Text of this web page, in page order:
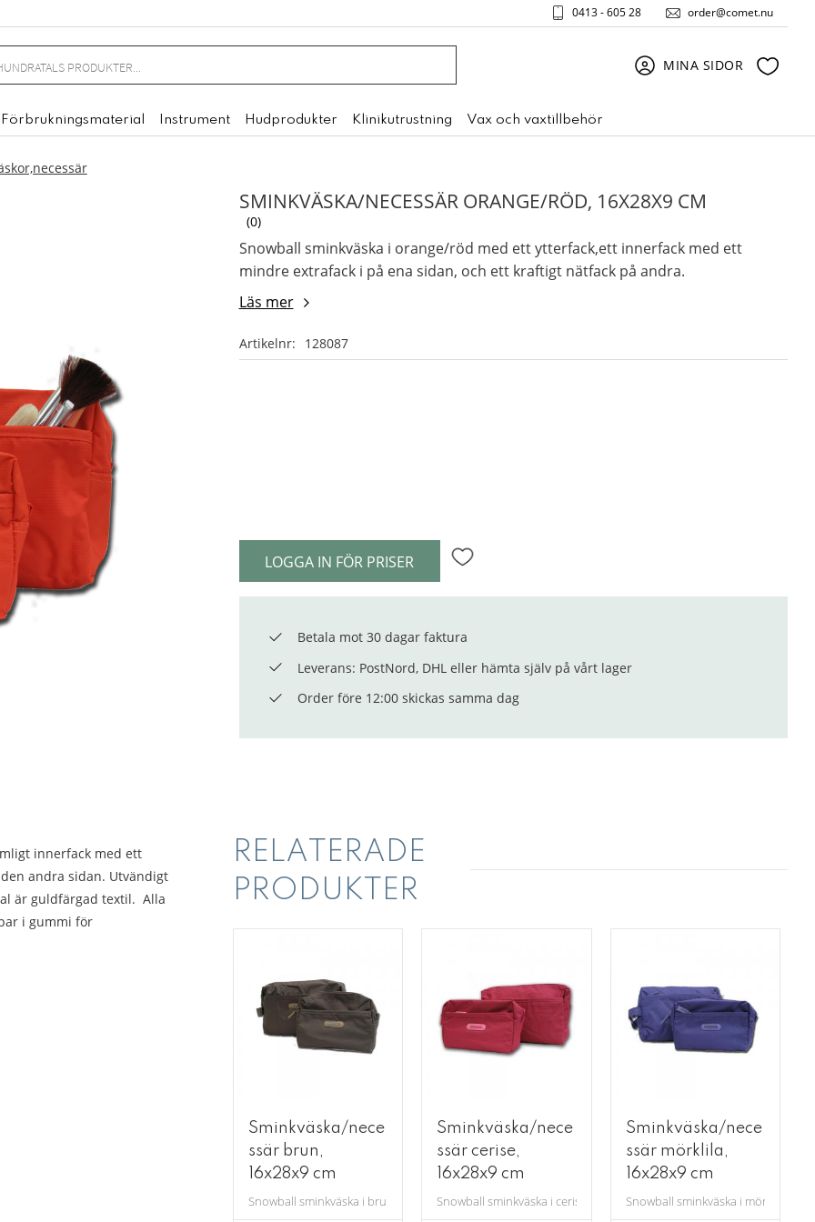
0413 - 605 28 order@comet.nu
MINA SIDOR
Förbrukningsmaterial Instrument Hudprodukter Klinikutrustning Vax och vaxtillbehör
SMINKVÄSKA/NECESSÄR ORANGE/RÖD, 16X28X9 CM
0
Snowball sminkväska i orange/röd med ett ytterfack,ett innerfack med ett
mindre extrafack i på ena sidan, och ett kraftigt nätfack på andra.
Läs mer
LOGGA IN FÖR PRISER Lägg till i favoriter
Artikelnr 128087
Betala mot 30 dagar faktura
Leverans: PostNord, DHL eller hämta själv på vårt lager
Order före 12:00 skickas samma dag
innerfack med ett
andra sidan. Utvändigt
är guldfärgad textil. Alla
i gummi för
RELATERADE
PRODUKTER
Sminkväska/nece
ssär brun,
16x28x9 cm
Snowball sminkväska i brunt med ett ytterfack,ett innerfack med ett mindre extrafack i på ena sidan, och ett
Sminkväska/nece
ssär cerise,
16x28x9 cm
Snowball sminkväska i cerise med ett ytterfack,ett innerfack med ett
Sminkväska/nece
ssär mörklila,
16x28x9 cm
Snowball sminkväska i mörklila